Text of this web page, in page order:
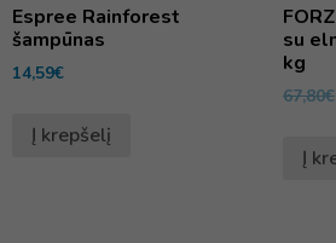
Espree Rainforest
šampūnas
14,59€
Į krepšelį
su
kg
67,80€
Į